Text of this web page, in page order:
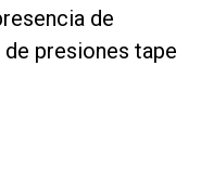
de
presiones tape